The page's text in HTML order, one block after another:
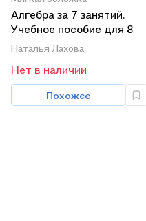
Алгебра за 7 занятий.
Учебное пособие для 8
класса
Наталья Лахова
Нет в наличии
Похожее